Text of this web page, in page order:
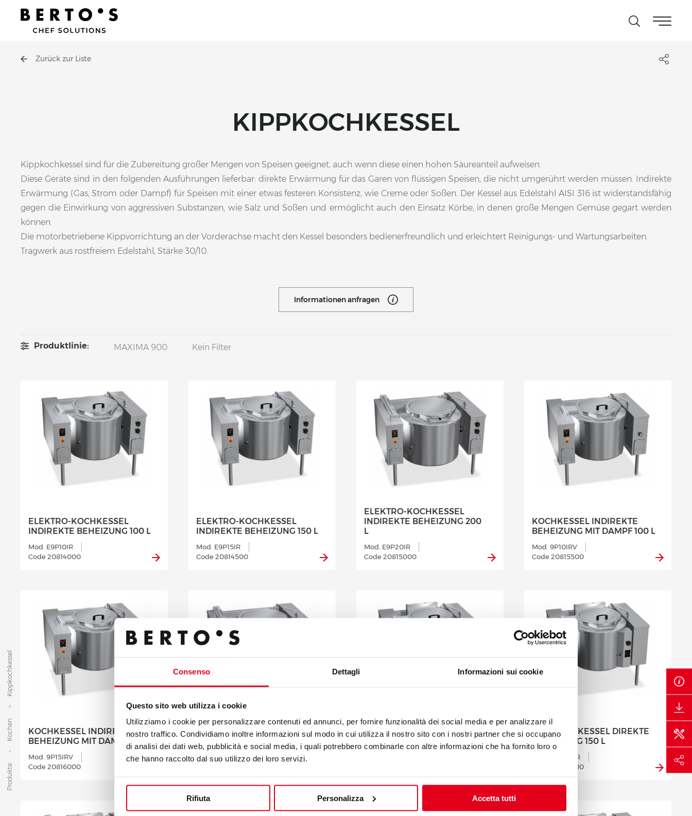
Consenso Dettagli Informazioni sui cookie
Questo sito web utilizza i cookie
Utilizziamo i cookie per personalizzare contenuti ed annunci, per fornire funzionalità dei social media e per analizzare il
nostro traffico. Condividiamo inoltre informazioni sul modo in cui utilizza il nostro sito con i nostri partner che si occupano
di analisi dei dati web, pubblicità e social media, i quali potrebbero combinarle con altre informazioni che ha fornito loro o
che hanno raccolto dal suo utilizzo dei loro servizi.
Rifiuta Personalizza Accetta tutti
Produkte
Kochen
Kippkochkessel
Zurück zur Liste
KIPPKOCHKESSEL
Kippkochkessel sind für die Zubereitung großer Mengen von Speisen geeignet, auch wenn diese einen hohen Säureanteil aufweisen.
Diese Geräte sind in den folgenden Ausführungen lieferbar: direkte Erwärmung für das Garen von flüssigen Speisen, die nicht umgerührt werden müssen. Indirekte
Erwärmung (Gas, Strom oder Dampf) für Speisen mit einer etwas festeren Konsistenz, wie Creme oder Soßen. Der Kessel aus Edelstahl AISI 316 ist widerstandsfähig
gegen die Einwirkung von aggressiven Substanzen, wie Salz und Soßen und ermöglicht auch den Einsatz Körbe, in denen große Mengen Gemüse gegart werden
können.
Die motorbetriebene Kippvorrichtung an der Vorderachse macht den Kessel besonders bedienerfreundlich und erleichtert Reinigungs- und Wartungsarbeiten.
Tragwerk aus rostfreiem Edelstahl, Stärke 30/10.
Informationen anfragen
Produktlinie: MAXIMA 900 Kein Filter
ELEKTRO-KOCHKESSEL
INDIREKTE BEHEIZUNG 100 L
Mod. E9P10IR
Code 20814000
ELEKTRO-KOCHKESSEL
INDIREKTE BEHEIZUNG 150 L
Mod. E9P15IR
Code 20814500
ELEKTRO-KOCHKESSEL
INDIREKTE BEHEIZUNG 200
L
Mod. E9P20IR
Code 20815000
KOCHKESSEL INDIREKTE
BEHEIZUNG MIT DAMPF 100 L
Mod. 9P10IRV
Code 20815500
KOCHKESSEL INDIREKTE
BEHEIZUNG MIT DAMPF 150 L
Mod. 9P15IRV
Code 20816000
KOCHKESSEL INDIREKTE
BEHEIZUNG MIT DAMPF 200
Mod. 9P20IRV
GAS-KOCHKESSEL DIREKTE
GAS-KOCHKESSEL DIREKTE
BEHEIZUNG 150 L
Mod. G9P15DR
Code 20812500